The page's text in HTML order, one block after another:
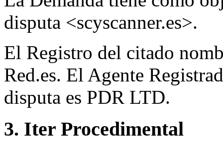
disputa <scyscanner.es>.
El Registro del citado
Red.es. El Agente
disputa es PDR LTD.
3. Iter Procedimental